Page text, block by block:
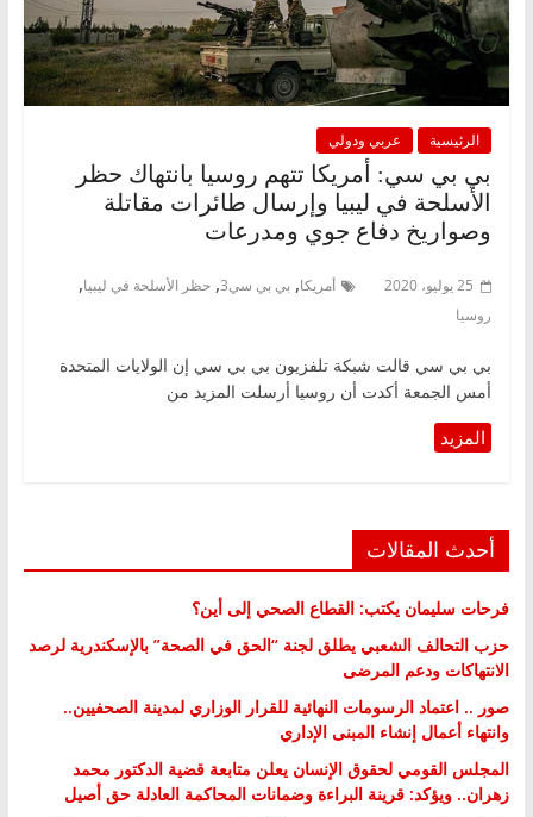
الرئيسية عربي ودولي
بي بي سي: أمريكا تتهم روسيا بانتهاك حظر
الأسلحة في ليبيا وإرسال طائرات مقاتلة
وصواريخ دفاع جوي ومدرعات
25 يوليو، 2020 أمريكا, بي بي سي3 , حظر الأسلحة في ليبيا,
روسيا
بي بي سي قالت شبكة تلفزيون بي بي سي إن الولايات المتحدة
أمس الجمعة أكدت أن روسيا أرسلت المزيد من
أحدث المقالات
فرحات سليمان يكتب: القطاع الصحي إلى أين؟
حزب التحالف الشعبي يطلق لجنة “الحق في الصحة” بالإسكندرية لرصد
الانتهاكات ودعم المرضى
صور .. اعتماد الرسومات النهائية للقرار الوزاري لمدينة الصحفيين..
وانتهاء أعمال إنشاء المبنى الإداري
المجلس القومي لحقوق الإنسان يعلن متابعة قضية الدكتور محمد
زهران.. ويؤكد: قرينة البراءة وضمانات المحاكمة العادلة حق أصيل